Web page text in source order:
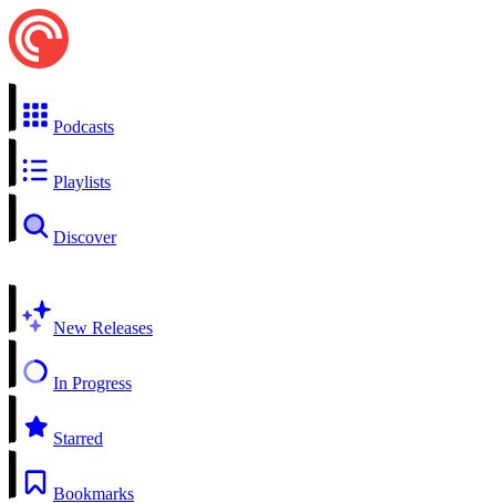
Podcasts
Playlists
Discover
New Releases
In Progress
Starred
Bookmarks